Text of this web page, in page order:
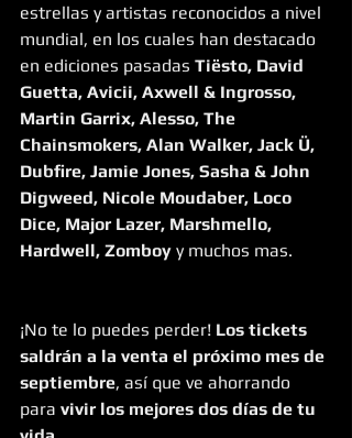
estrellas y artistas reconocidos a nivel
mundial, en los cuales han destacado
en ediciones pasadas Tiësto, David
Guetta, Avicii, Axwell & Ingrosso,
Martin Garrix, Alesso, The
Chainsmokers, Alan Walker, Jack Ü,
Dubfire, Jamie Jones, Sasha & John
Digweed, Nicole Moudaber, Loco
Dice, Major Lazer, Marshmello,
Hardwell, Zomboy y muchos mas.
¡No te lo puedes perder! Los tickets
saldrán a la venta el próximo mes de
septiembre, así que ve ahorrando
para vivir los mejores dos días de tu